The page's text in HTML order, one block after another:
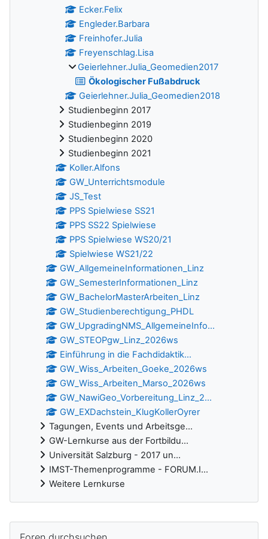
Ecker.Felix
Engleder.Barbara
Freinhofer.Julia
Freyenschlag.Lisa
Geierlehner.Julia_Geomedien2017
Ökologischer Fußabdruck
Geierlehner.Julia_Geomedien2018
Studienbeginn 2017
Studienbeginn 2019
Studienbeginn 2020
Studienbeginn 2021
Koller.Alfons
GW_Unterrichtsmodule
JS_Test
PPS Spielwiese SS21
PPS SS22 Spielwiese
PPS Spielwiese WS20/21
Spielwiese WS21/22
GW_AllgemeineInformationen_Linz
GW_SemesterInformationen_Linz
GW_BachelorMasterArbeiten_Linz
GW_Studienberechtigung_PHDL
GW_UpgradingNMS_AllgemeineInfo...
GW_STEOPgw_Linz_2026ws
Einführung in die Fachdidaktik...
GW_Wiss_Arbeiten_Goeke_2026ws
GW_Wiss_Arbeiten_Marso_2026ws
GW_NawiGeo_Vorbereitung_Linz_2...
GW_EXDachstein_KlugKollerOyrer
Tagungen, Events und Arbeitsge...
GW-Lernkurse aus der Fortbildu...
Universität Salzburg - 2017 un...
IMST-Themenprogramme - FORUM.I...
Weitere Lernkurse